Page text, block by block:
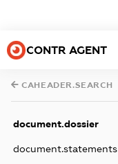
CONTR AGENT
CAHEADER.SEARCH
document.dossier
document.statements